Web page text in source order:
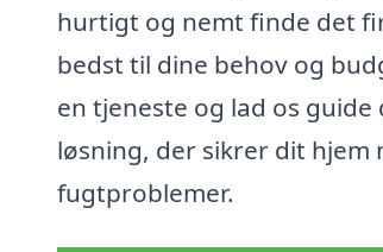
hurtigt og nemt finde det
bedst til dine behov og
en tjeneste og lad os guide
løsning, der sikrer dit hjem
fugtproblemer.